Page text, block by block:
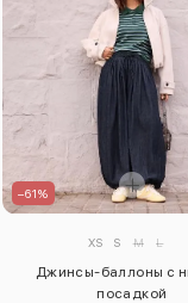
–61%
XS S M L
Джинсы-баллоны с
посадкой